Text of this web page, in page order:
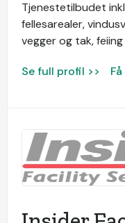
Tjenestetilbudet
fellesarealer,
vegger og tak, feiing
Se full profil >>